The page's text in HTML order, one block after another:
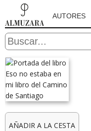
AUTORES
AÑADIR A LA CESTA